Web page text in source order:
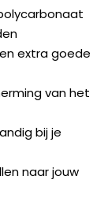
extra goede
van het
bij je
naar jouw